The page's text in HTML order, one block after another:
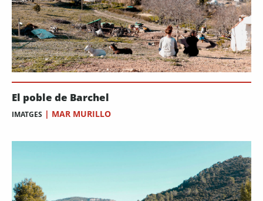
El poble de Barchel
IMATGES | MAR MURILLO